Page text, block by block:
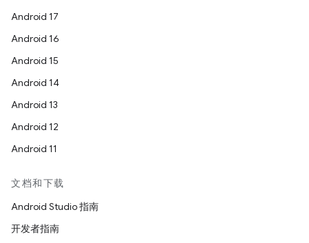
Android 17
Android 16
Android 15
Android 14
Android 13
Android 12
Android 11
文档和下载
Android Studio 指南
开发者指南